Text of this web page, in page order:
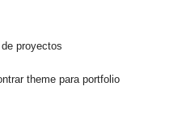
proyectos
theme para portfolio